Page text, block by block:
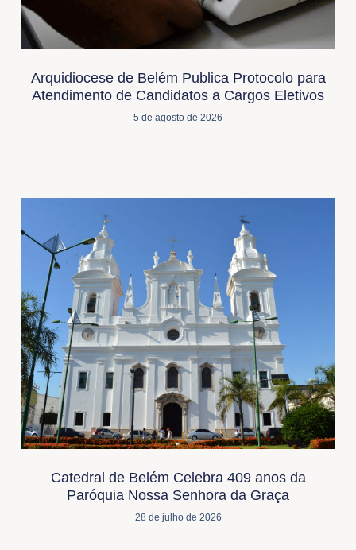
Arquidiocese de Belém Publica Protocolo para
Atendimento de Candidatos a Cargos Eletivos
5 de agosto de 2026
Catedral de Belém Celebra 409 anos da
Paróquia Nossa Senhora da Graça
28 de julho de 2026